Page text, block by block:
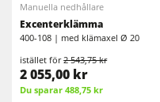
Bredbandslipmaskiner
Bredband- &
Borst- och
Kombimaskiner
Kantlistmaskiner
Slipmaskiner
Bandsågar
Manuella nedhållare
Excenterklämma
400-108 | med klämaxel Ø 20
istället för2 543,75 kr
2 055,00 kr
Du sparar 488,75 kr